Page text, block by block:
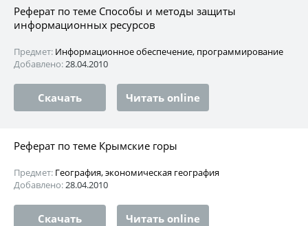
Реферат по теме Способы и методы защиты
информационных ресурсов
Предмет: Информационное обеспечение, программирование
Добавлено:28.04.2010
Скачать Читать online
Реферат по теме Крымские горы
Предмет: География, экономическая география
Добавлено:28.04.2010
Скачать Читать online